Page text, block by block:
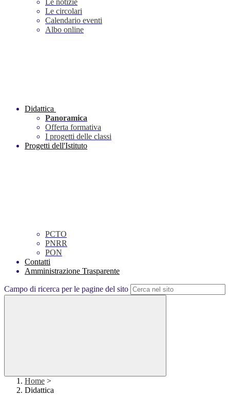
Le notizie
Le circolari
Calendario eventi
Albo online
Didattica
Panoramica
Offerta formativa
I progetti delle classi
Progetti dell'Istituto
PCTO
PNRR
PON
Contatti
Amministrazione Trasparente
Campo di ricerca per le pagine del sito
Home >
Didattica